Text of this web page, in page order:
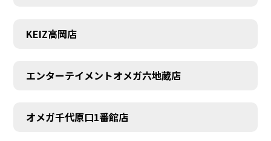
KEIZ高岡店
エンターテイメントオメガ六地蔵店
オメガ千代原口1番館店